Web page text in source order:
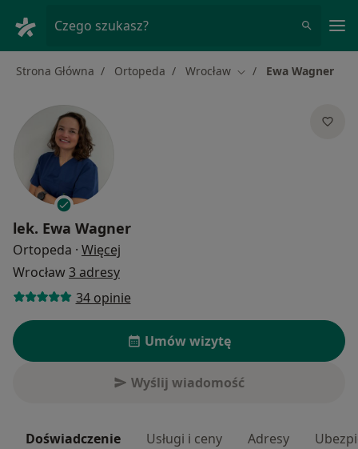
Czego szukasz?
Strona Główna Ortopeda Wrocław Zmień miasto
Ewa Wagner
lek. Ewa Wagner
Ortopeda · Więcej
Wrocław3 adresy
34 opinie
Umów wizytę
Wyślij wiadomość
Doświadczenie Usługi i ceny Adresy